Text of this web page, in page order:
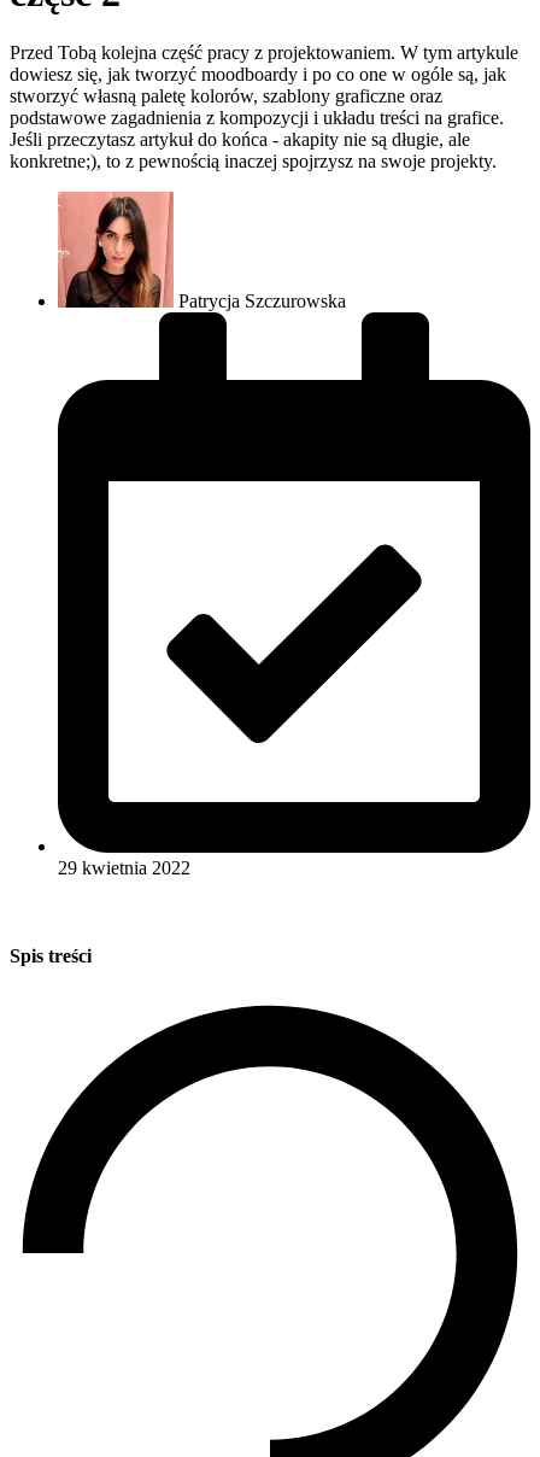
Przed Tobą kolejna część pracy z projektowaniem. W tym artykule
dowiesz się, jak tworzyć moodboardy i po co one w ogóle są, jak
stworzyć własną paletę kolorów, szablony graficzne oraz
podstawowe zagadnienia z kompozycji i układu treści na grafice.
Jeśli przeczytasz artykuł do końca - akapity nie są długie, ale
konkretne;), to z pewnością inaczej spojrzysz na swoje projekty.
Patrycja Szczurowska
29 kwietnia 2022
Spis treści